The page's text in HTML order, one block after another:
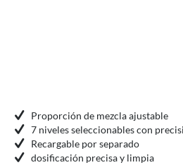
Proporción de mezcla ajustable
7 niveles seleccionables con
Recargable por separado
dosificación precisa y limpia